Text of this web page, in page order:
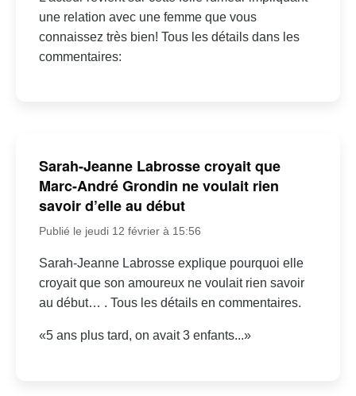
une relation avec une femme que vous
connaissez très bien! Tous les détails dans les
commentaires:
Sarah-Jeanne Labrosse croyait que
Marc-André Grondin ne voulait rien
savoir d’elle au début
Publié le jeudi 12 février à 15:56
Sarah-Jeanne Labrosse explique pourquoi elle
croyait que son amoureux ne voulait rien savoir
au début… . Tous les détails en commentaires.
«5 ans plus tard, on avait 3 enfants...»